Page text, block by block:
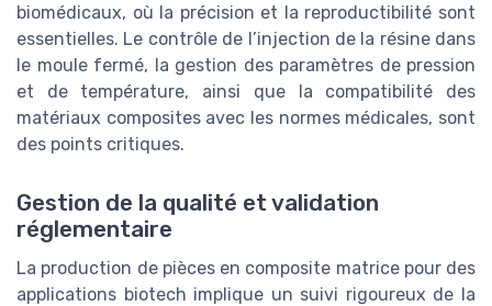
biomédicaux, où la précision et la reproductibilité sont
essentielles. Le contrôle de l’injection de la résine dans
le moule fermé, la gestion des paramètres de pression
et de température, ainsi que la compatibilité des
matériaux composites avec les normes médicales, sont
des points critiques.
Gestion de la qualité et validation
réglementaire
La production de pièces en composite matrice pour des
applications biotech implique un suivi rigoureux de la